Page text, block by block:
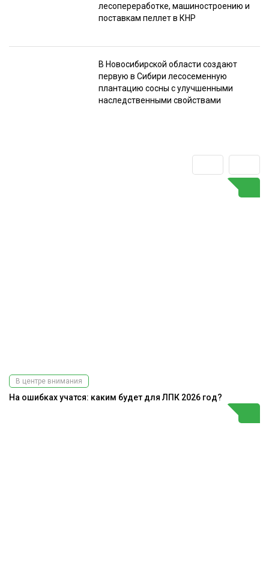
лесопереработке, машиностроению и
поставкам пеллет в КНР
В Новосибирской области создают
первую в Сибири лесосеменную
плантацию сосны с улучшенными
наследственными свойствами
В центре внимания
На ошибках учатся: каким будет для ЛПК 2026 год?